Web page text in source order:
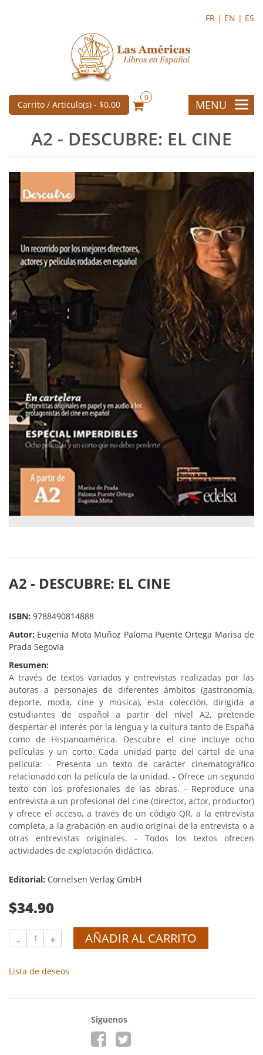
FR | EN | ES
Carrito / Articulo(s) - $0.00
0
MENU
A2 - DESCUBRE: EL CINE
A2 - DESCUBRE: EL CINE
ISBN: 9788490814888
Autor: Eugenia Mota Muñoz Paloma Puente Ortega Marisa de
Prada Segovia
Resumen:
A través de textos variados y entrevistas realizadas por las
autoras a personajes de diferentes ámbitos (gastronomía,
deporte, moda, cine y música), esta colección, dirigida a
estudiantes de español a partir del nivel A2, pretende
despertar el interés por la lengua y la cultura tanto de España
como de Hispanoamérica. Descubre el cine incluye ocho
películas y un corto. Cada unidad parte del cartel de una
película: - Presenta un texto de carácter cinematográfico
relacionado con la película de la unidad. - Ofrece un segundo
texto con los profesionales de las obras. - Reproduce una
entrevista a un profesional del cine (director, actor, productor)
y ofrece el acceso, a través de un código QR, a la entrevista
completa, a la grabación en audio original de la entrevista o a
otras entrevistas originales. - Todos los textos ofrecen
actividades de explotación didáctica.
Editorial: Cornelsen Verlag GmbH
$34.90
- + AÑADIR AL CARRITO
Lista de deseos
Siguenos